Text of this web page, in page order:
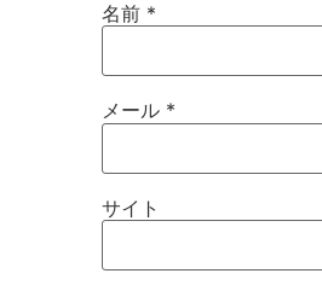
名前 *
メール *
サイト